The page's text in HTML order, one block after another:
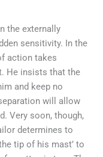
the externally
sensitivity. In the
action takes
He insists that the
and keep no
will allow
Very soon, though,
determines to
tip of his mast’ to